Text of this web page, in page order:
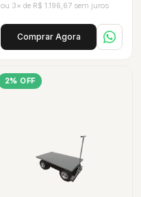
ou 3× de R$ 1.196,67 sem juros
Comprar Agora
2% OFF